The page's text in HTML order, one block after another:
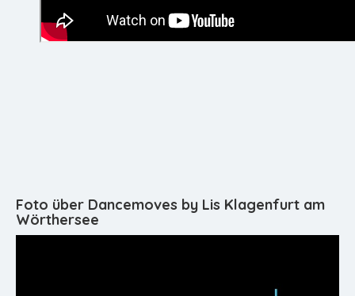
Foto über Dancemoves by Lis Klagenfurt am
Wörthersee